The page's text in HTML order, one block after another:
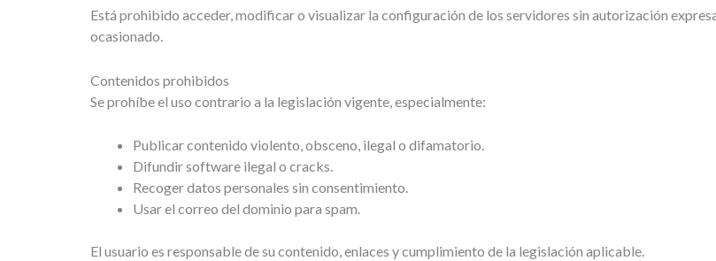
Está prohibido acceder, modificar o visualizar la configuración de los servidores sin autorización
ocasionado.
Contenidos prohibidos
Se prohíbe el uso contrario a la legislación vigente, especialmente:
Publicar contenido violento, obsceno, ilegal o difamatorio.
Difundir software ilegal o cracks.
Recoger datos personales sin consentimiento.
Usar el correo del dominio para spam.
El usuario es responsable de su contenido, enlaces y cumplimiento de la legislación aplicable.